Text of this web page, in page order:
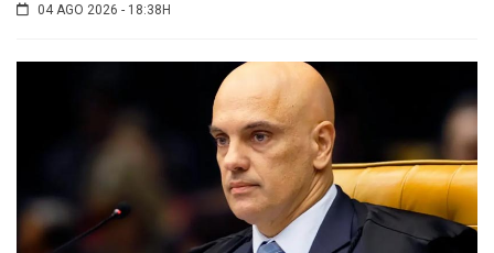
04 AGO 2026 - 18:38H